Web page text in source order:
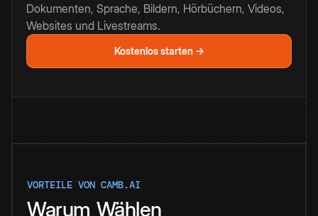
Dokumenten, Sprache, Bildern, Hörbüchern, Videos,
Websites und Livestreams.
Kostenlos starten →
VORTEILE VON CAMB.AI
Warum Wählen